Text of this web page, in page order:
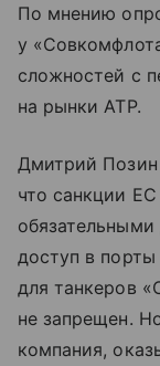
По мнению
у
сложностей с
на рынки АТР.
Дмитрий Позин
что санкции
доступ в порты
для танкеров
не запрещен.
компания,